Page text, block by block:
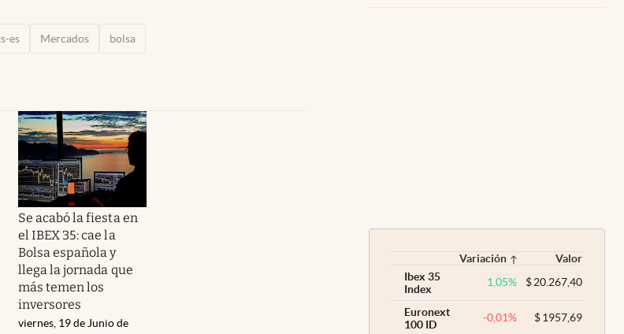
es Mercados bolsa
Se acabó la fiesta en
el IBEX 35: cae la
Bolsa española y
llega la jornada que
más temen los
inversores
viernes, 19 de Junio de
Variación
Valor
Ibex 35
Index
1,05% $20.267,40
Euronext
100 ID
-0,01% $1957,69